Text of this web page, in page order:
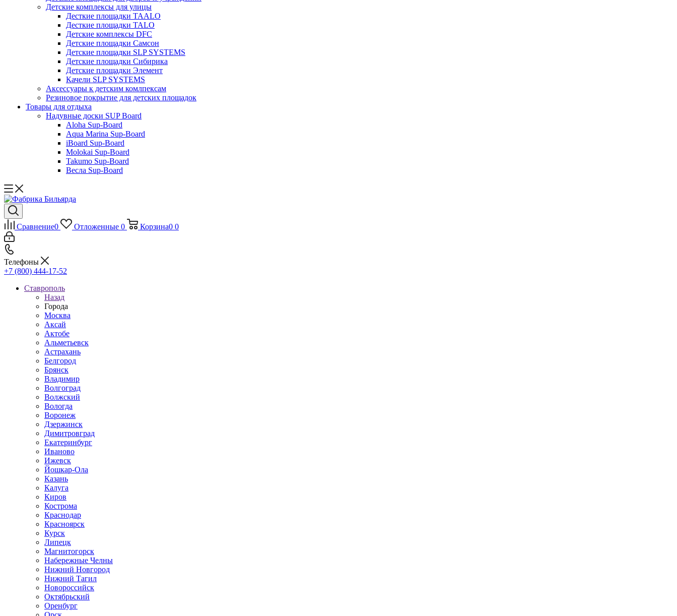
Детские комплексы для улицы
Десткие площадки TAALO
Десткие площадки TALO
Детские комплексы DFC
Детские площадки Самсон
Детские площадки SLP SYSTEMS
Детские площадки Сибирика
Детские площадки Элемент
Качели SLP SYSTEMS
Аксессуары к детским комлпексам
Резиновое покрытие для детских площадок
Товары для отдыха
Надувные доски SUP Board
Aloha Sup-Board
Aqua Marina Sup-Board
iBoard Sup-Board
Molokai Sup-Board
Takumo Sup-Board
Весла Sup-Board
Сравнение0 Отложенные 0 Корзина0 0
Телефоны
+7 (800) 444-17-52
Ставрополь
Назад
Города
Москва
Аксай
Актобе
Альметьевск
Астрахань
Белгород
Брянск
Владимир
Волгоград
Волжский
Вологда
Воронеж
Дзержинск
Димитровград
Екатеринбург
Иваново
Ижевск
Йошкар-Ола
Казань
Калуга
Киров
Кострома
Краснодар
Красноярск
Курск
Липецк
Магнитогорск
Набережные Челны
Нижний Новгород
Нижний Тагил
Новороссийск
Октябрьский
Оренбург